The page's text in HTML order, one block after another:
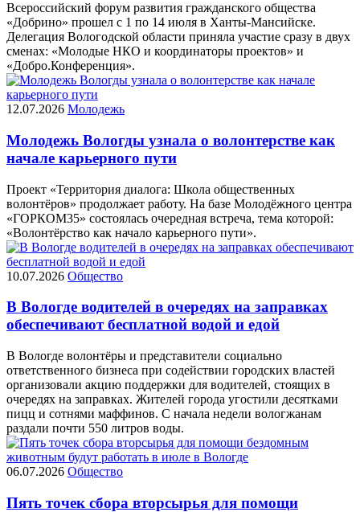
Всероссийский форум развития гражданского общества
«Добрино» прошел с 1 по 14 июля в Ханты-Мансийске.
Делегация Вологодской области приняла участие сразу в двух
сменах: «Молодые НКО и координаторы проектов» и
«Добро.Конференция».
12.07.2026 Молодежь
Молодежь Вологды узнала о волонтерстве как
начале карьерного пути
Проект «Территория диалога: Школа общественных
волонтёров» продолжает работу. На базе Молодёжного центра
«ГОРКОМ35» состоялась очередная встреча, тема которой:
«Волонтёрство как начало карьерного пути».
10.07.2026 Общество
В Вологде водителей в очередях на заправках
обеспечивают бесплатной водой и едой
В Вологде волонтёры и представители социально
ответственного бизнеса при содействии городских властей
организовали акцию поддержки для водителей, стоящих в
очередях на заправках. Жителей города угостили десятками
пицц и сотнями маффинов. С начала недели вологжанам
раздали почти 550 литров воды.
06.07.2026 Общество
Пять точек сбора вторсырья для помощи